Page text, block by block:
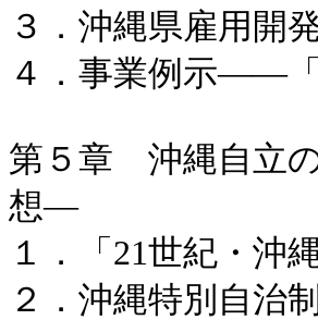
３．沖縄県雇用開
４．事業例示――
第５章 沖縄自立
想―
１．「21世紀・沖
２．沖縄特別自治